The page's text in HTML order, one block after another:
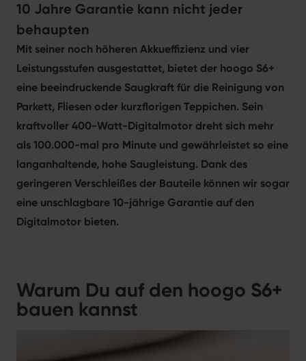
entnehmbare Akku mit Überladeschutz und
mitgeliefertes Zubehör machen ihn zu einem
vielseitigen Reinigungswerkzeug.
10 Jahre Garantie kann nicht jeder
behaupten
Mit seiner noch höheren Akkueffizienz und vier
Leistungsstufen ausgestattet, bietet der hoogo S6+
eine beeindruckende Saugkraft für die Reinigung von
Parkett, Fliesen oder kurzflorigen Teppichen. Sein
kraftvoller 400-Watt-Digitalmotor dreht sich mehr
als 100.000-mal pro Minute und gewährleistet so eine
langanhaltende, hohe Saugleistung. Dank des
geringeren Verschleißes der Bauteile können wir sogar
eine unschlagbare 10-jährige Garantie auf den
Digitalmotor bieten.
Warum Du auf den hoogo S6+
bauen kannst